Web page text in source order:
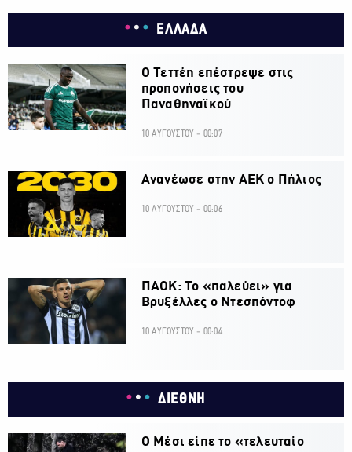
ΕΛΛΑΔΑ
Ο Τεττέη επέστρεψε στις
προπονήσεις του
Παναθηναϊκού
10 ΑΥΓΟΥΣΤΟΥ - 00:07
Ανανέωσε στην ΑΕΚ ο Πήλιος
10 ΑΥΓΟΥΣΤΟΥ - 00:06
ΠΑΟΚ: Το «παλεύει» για
Βρυξέλλες ο Ντεσπόντοφ
10 ΑΥΓΟΥΣΤΟΥ - 00:04
ΔΙΕΘΝΗ
Ο Μέσι είπε το «τελευταίο